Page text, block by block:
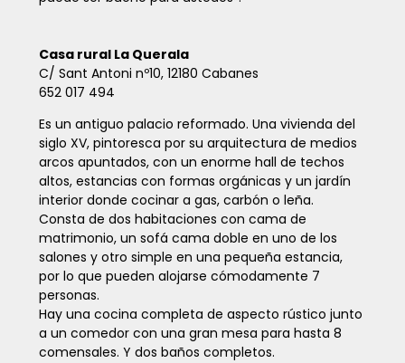
Casa rural La Querala
C/ Sant Antoni nº10, 12180 Cabanes
652 017 494
Es un antiguo palacio reformado. Una vivienda del
siglo XV, pintoresca por su arquitectura de medios
arcos apuntados, con un enorme hall de techos
altos, estancias con formas orgánicas y un jardín
interior donde cocinar a gas, carbón o leña.
Consta de dos habitaciones con cama de
matrimonio, un sofá cama doble en uno de los
salones y otro simple en una pequeña estancia,
por lo que pueden alojarse cómodamente 7
personas.
Hay una cocina completa de aspecto rústico junto
a un comedor con una gran mesa para hasta 8
comensales. Y dos baños completos.